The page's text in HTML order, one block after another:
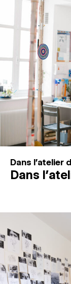
MAGAZINE
ESPACES DE
Recherche
Connexion
Dans l'atelier
Dans